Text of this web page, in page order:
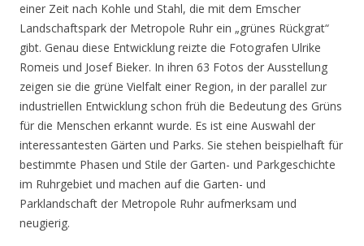
einer Zeit nach Kohle und Stahl, die mit dem Emscher
Landschaftspark der Metropole Ruhr ein „grünes Rückgrat“
gibt. Genau diese Entwicklung reizte die Fotografen Ulrike
Romeis und Josef Bieker. In ihren 63 Fotos der Ausstellung
zeigen sie die grüne Vielfalt einer Region, in der parallel zur
industriellen Entwicklung schon früh die Bedeutung des Grüns
für die Menschen erkannt wurde. Es ist eine Auswahl der
interessantesten Gärten und Parks. Sie stehen beispielhaft für
bestimmte Phasen und Stile der Garten- und Parkgeschichte
im Ruhrgebiet und machen auf die Garten- und
Parklandschaft der Metropole Ruhr aufmerksam und
neugierig.